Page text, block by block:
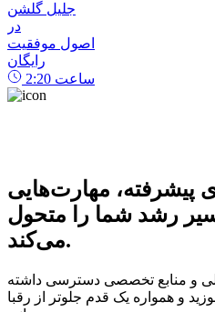
جلیل گلشن
در
اصول موفقیت
رایگان
2:20 ساعت
پیشرفته، مهارت‌هایی
رشد شما را متحول
می‌کند.
و منابع تخصصی دسترسی داشته
و همواره یک قدم جلوتر از رقبا